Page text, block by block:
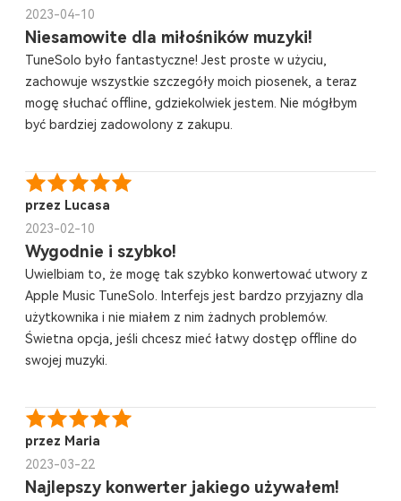
2023-04-10
Niesamowite dla miłośników muzyki!
TuneSolo było fantastyczne! Jest proste w użyciu,
zachowuje wszystkie szczegóły moich piosenek, a teraz
mogę słuchać offline, gdziekolwiek jestem. Nie mógłbym
być bardziej zadowolony z zakupu.
przez Lucasa
2023-02-10
Wygodnie i szybko!
Uwielbiam to, że mogę tak szybko konwertować utwory z
Apple Music TuneSolo. Interfejs jest bardzo przyjazny dla
użytkownika i nie miałem z nim żadnych problemów.
Świetna opcja, jeśli chcesz mieć łatwy dostęp offline do
swojej muzyki.
przez Maria
2023-03-22
Najlepszy konwerter jakiego używałem!